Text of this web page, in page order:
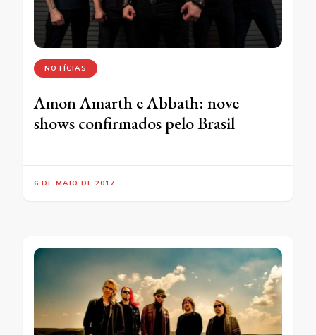
NOTÍCIAS
Amon Amarth e Abbath: nove
shows confirmados pelo Brasil
6 DE MAIO DE 2017